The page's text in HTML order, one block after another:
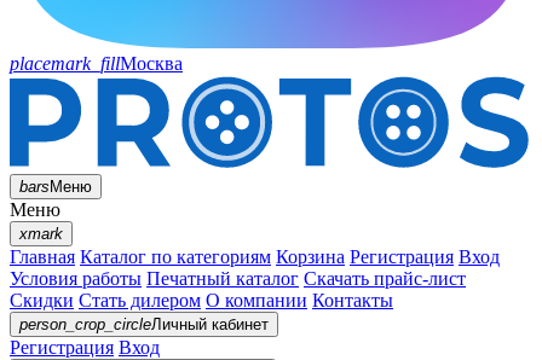
placemark_fillМосква
barsМеню
Меню
xmark
Главная Каталог по категориям Корзина Регистрация Вход
Условия работы Печатный каталог Скачать прайс-лист
Скидки Стать дилером О компании Контакты
person_crop_circleЛичный кабинет
Регистрация Вход